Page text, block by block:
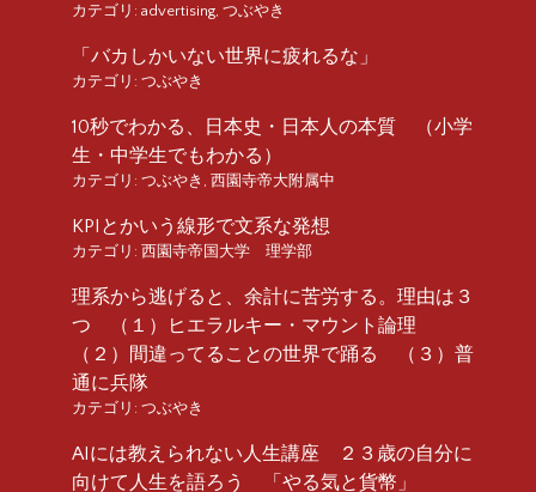
カテゴリ: advertising つぶやき
「バカしかいない世界に疲れるな」
カテゴリ: つぶやき
10秒でわかる、日本史・日本人の本質 （小学
生・中学生でもわかる）
カテゴリ: つぶやき 西園寺帝大附属中
KPIとかいう線形で文系な発想
カテゴリ: 西園寺帝国大学 理学部
理系から逃げると、余計に苦労する。理由は３
つ （１）ヒエラルキー・マウント論理
（２）間違ってることの世界で踊る （３）普
通に兵隊
カテゴリ: つぶやき
AIには教えられない人生講座 ２３歳の自分に
向けて人生を語ろう 「やる気と貨幣」